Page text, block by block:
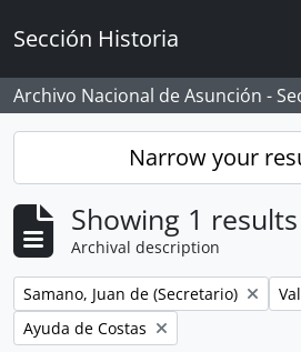
Sección Historia
Archivo Nacional de Asunción -
Narrow your
Showing 1 results
Archival description
Remove filter:
Samano, Juan de (Secretario)
Remove filter:
Ayuda de Costas